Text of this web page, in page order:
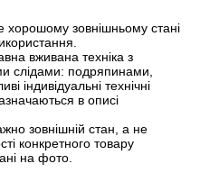
хорошому зовнішньому стані
вживана техніка з
слідами: подряпинами,
індивідуальні технічні
в описі
зовнішній стан, а не
конкретного товару
на фото.